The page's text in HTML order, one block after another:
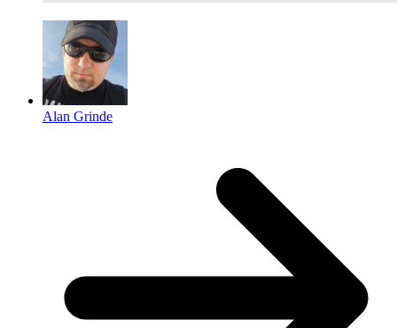
Alan Grinde